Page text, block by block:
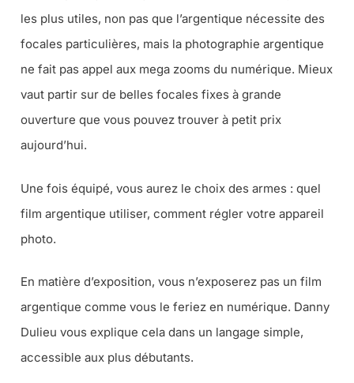
les plus utiles, non pas que l’argentique nécessite des
focales particulières, mais la photographie argentique
ne fait pas appel aux mega zooms du numérique. Mieux
vaut partir sur de belles focales fixes à grande
ouverture que vous pouvez trouver à petit prix
aujourd’hui.
Une fois équipé, vous aurez le choix des armes : quel
film argentique utiliser, comment régler votre appareil
photo.
En matière d’exposition, vous n’exposerez pas un film
argentique comme vous le feriez en numérique. Danny
Dulieu vous explique cela dans un langage simple,
accessible aux plus débutants.